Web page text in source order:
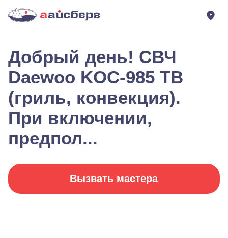
Добрый день! СВЧ
Daewoo KOC-985 TB
(гриль, конвекция).
При включении,
предпол...
Вызвать мастера